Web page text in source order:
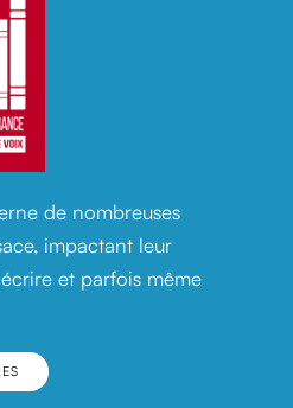
de nombreuses
impactant leur
et parfois même